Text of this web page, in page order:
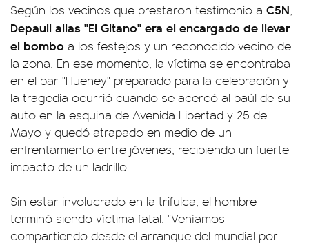
Según los vecinos que prestaron testimonio a C5N,
Depauli alias "El Gitano" era el encargado de llevar
el bombo a los festejos y un reconocido vecino de
la zona. En ese momento, la víctima se encontraba
en el bar "Hueney" preparado para la celebración y
la tragedia ocurrió cuando se acercó al baúl de su
auto en la esquina de Avenida Libertad y 25 de
Mayo y quedó atrapado en medio de un
enfrentamiento entre jóvenes, recibiendo un fuerte
impacto de un ladrillo.
Sin estar involucrado en la trifulca, el hombre
terminó siendo víctima fatal. "Veníamos
compartiendo desde el arranque del mundial por